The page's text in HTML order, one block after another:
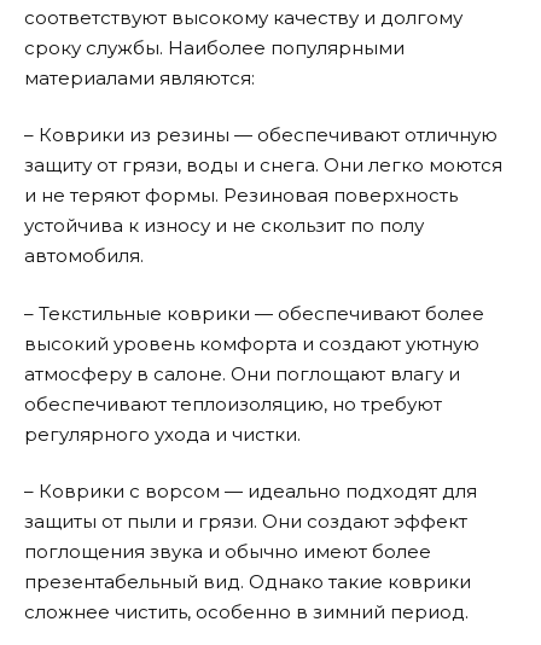
соответствуют высокому качеству и долгому
сроку службы. Наиболее популярными
материалами являются:
– Коврики из резины — обеспечивают отличную
защиту от грязи, воды и снега. Они легко моются
и не теряют формы. Резиновая поверхность
устойчива к износу и не скользит по полу
автомобиля.
– Текстильные коврики — обеспечивают более
высокий уровень комфорта и создают уютную
атмосферу в салоне. Они поглощают влагу и
обеспечивают теплоизоляцию, но требуют
регулярного ухода и чистки.
– Коврики с ворсом — идеально подходят для
защиты от пыли и грязи. Они создают эффект
поглощения звука и обычно имеют более
презентабельный вид. Однако такие коврики
сложнее чистить, особенно в зимний период.